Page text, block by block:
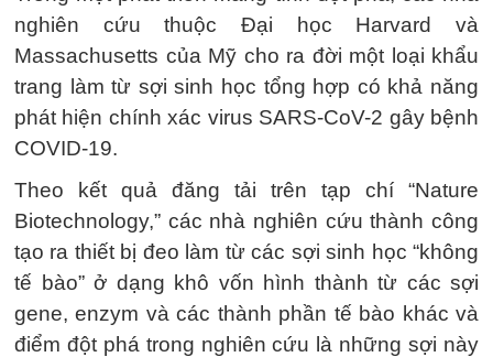
nghiên cứu thuộc Đại học Harvard và
Massachusetts của Mỹ cho ra đời một loại khẩu
trang làm từ sợi sinh học tổng hợp có khả năng
phát hiện chính xác virus SARS-CoV-2 gây bệnh
COVID-19.
Theo kết quả đăng tải trên tạp chí “Nature
Biotechnology,” các nhà nghiên cứu thành công
tạo ra thiết bị đeo làm từ các sợi sinh học “không
tế bào” ở dạng khô vốn hình thành từ các sợi
gene, enzym và các thành phần tế bào khác và
điểm đột phá trong nghiên cứu là những sợi này